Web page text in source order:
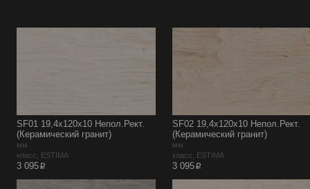
SF01 19,4х120х10 Непол.Рект.
(Керамический гранит)
мм
класс, ESTIMA
3 095p
SF02 19,4х120х10 Непол.Рект.
(Керамический гранит)
мм
класс, ESTIMA
3 095p